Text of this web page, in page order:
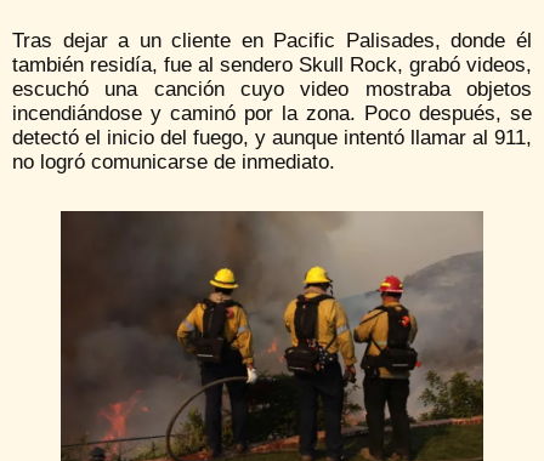
Tras dejar a un cliente en Pacific Palisades, donde él
también residía, fue al sendero Skull Rock, grabó videos,
escuchó una canción cuyo video mostraba objetos
incendiándose y caminó por la zona. Poco después, se
detectó el inicio del fuego, y aunque intentó llamar al 911,
no logró comunicarse de inmediato.